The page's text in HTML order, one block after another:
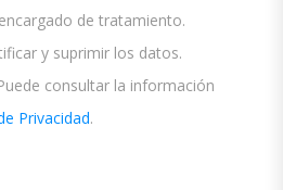
de tratamiento.
y suprimir los datos.
consultar la información
Privacidad.